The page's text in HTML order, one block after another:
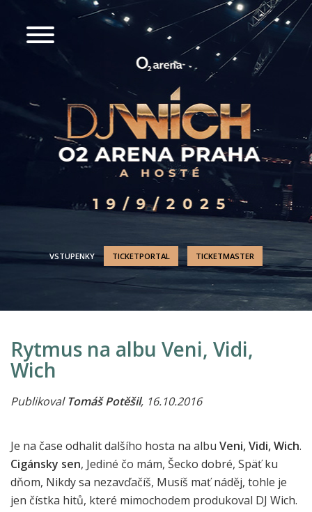
VSTUPENKY TICKETPORTAL TICKETMASTER
Rytmus na albu Veni, Vidi,
Wich
PublikovalTomáš Potěšil, 16.10.2016
Je na čase odhalit dalšího hosta na albu Veni, Vidi, Wich.
Cigánsky sen, Jediné čo mám, Šecko dobré, Späť ku
dňom, Nikdy sa nezavďačíš, Musíš mať náděj, tohle je
jen čístka hitů, které mimochodem produkoval DJ Wich.